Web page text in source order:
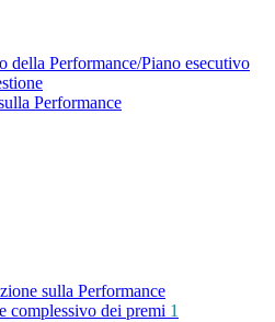
della Performance/Piano esecutivo
Performance
sulla Performance
complessivo dei premi 1